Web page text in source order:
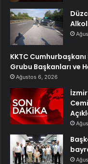
KKTC
Grubu Başkanları ve
Ağustos 6, 2026